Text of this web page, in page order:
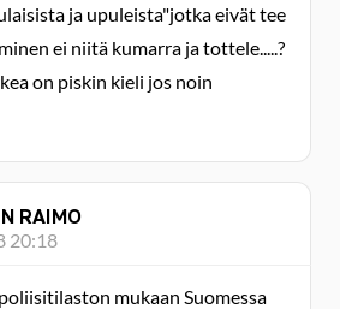
ja upuleista"jotka eivät tee
ei niitä kumarra ja tottele.....?
on piskin kieli jos noin
RAIMO
20:18
mukaan Suomessa